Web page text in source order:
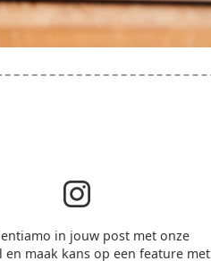
in jouw post met onze
en maak kans op een feature met